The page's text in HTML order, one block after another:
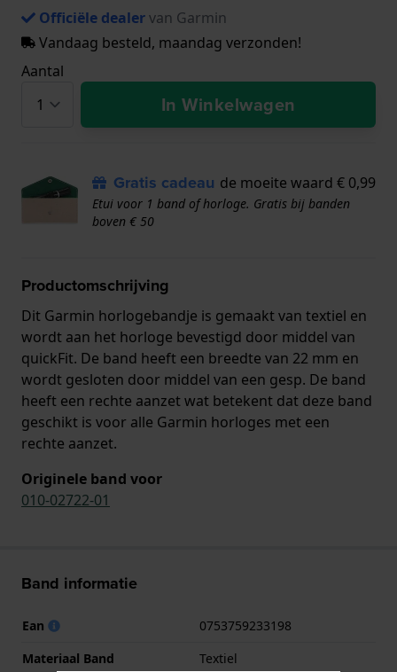
Officiële dealervan Garmin
Vandaag besteld, maandag verzonden!
Aantal
In Winkelwagen
Gratis cadeau de moeite waard € 0,99
Etui voor 1 band of horloge. Gratis bij banden
boven € 50
Productomschrijving
Dit Garmin horlogebandje is gemaakt van textiel en
wordt aan het horloge bevestigd door middel van
quickFit. De band heeft een breedte van 22 mm en
wordt gesloten door middel van een gesp. De band
heeft een rechte aanzet wat betekent dat deze band
geschikt is voor alle Garmin horloges met een
rechte aanzet.
Originele band voor
010-02722-01
Band informatie
Ean
0753759233198
Materiaal Band
Textiel